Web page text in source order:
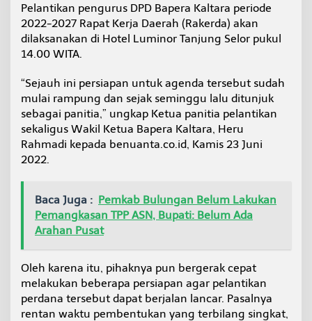
i
l
a
n
k
Pelantikan pengurus DPD Bapera Kaltara periode
2022-2027 Rapat Kerja Daerah (Rakerda) akan
dilaksanakan di Hotel Luminor Tanjung Selor pukul
14.00 WITA.
“Sejauh ini persiapan untuk agenda tersebut sudah
mulai rampung dan sejak seminggu lalu ditunjuk
sebagai panitia,” ungkap Ketua panitia pelantikan
sekaligus Wakil Ketua Bapera Kaltara, Heru
Rahmadi kepada benuanta.co.id, Kamis 23 Juni
2022.
Baca Juga : Pemkab Bulungan Belum Lakukan
Pemangkasan TPP ASN, Bupati: Belum Ada
Arahan Pusat
Oleh karena itu, pihaknya pun bergerak cepat
melakukan beberapa persiapan agar pelantikan
perdana tersebut dapat berjalan lancar. Pasalnya
rentan waktu pembentukan yang terbilang singkat,